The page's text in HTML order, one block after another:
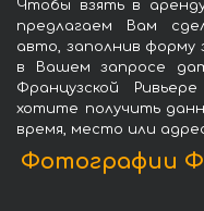
Чтобы взять в
предлагаем Вам
авто, заполнив форму
в Вашем запросе
Французской
хотите получить
время, место или
Фотографии